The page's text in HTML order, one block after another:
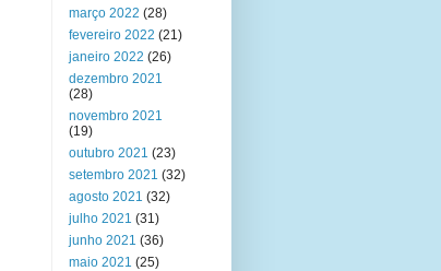
março 2022 (28)
fevereiro 2022 (21)
janeiro 2022 (26)
dezembro 2021
(28)
novembro 2021
(19)
outubro 2021 (23)
setembro 2021 (32)
agosto 2021 (32)
julho 2021 (31)
junho 2021 (36)
maio 2021 (25)